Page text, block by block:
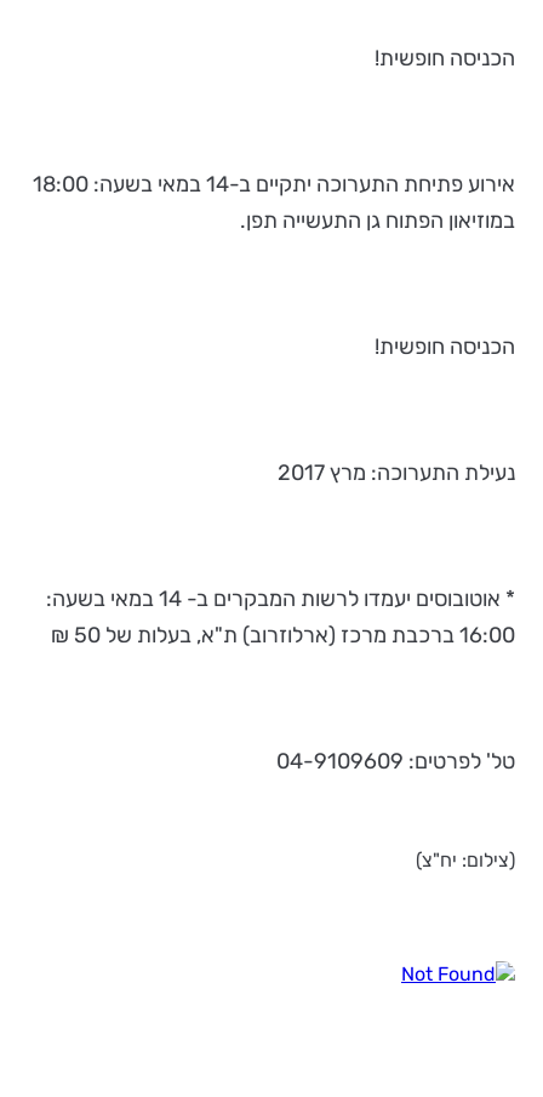
הכניסה חופשית!
אירוע פתיחת התערוכה יתקיים ב-14 במאי בשעה: 18:00
במוזיאון הפתוח גן התעשייה תפן.
הכניסה חופשית!
נעילת התערוכה: מרץ 2017
* אוטובוסים יעמדו לרשות המבקרים ב- 14 במאי בשעה:
16:00 ברכבת מרכז (ארלוזרוב) ת"א, בעלות של 50 ₪
טל' לפרטים: 04-9109609
(צילום: יח"צ)